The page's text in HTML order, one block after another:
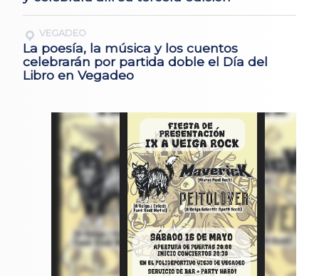
VEGADEO
La poesía, la música y los cuentos
celebrarán por partida doble el Día del
Libro en Vegadeo